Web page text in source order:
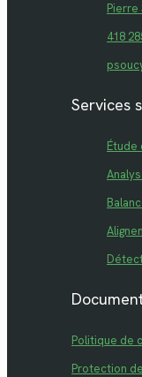
Pierre
418
Services
Étude
Politique de
Protection